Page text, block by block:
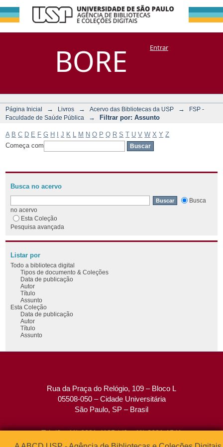
BORE
Filtrar por:
Assunto
DSpace/Manakin + CoriscoEntrar
Página Inicial → Livros → Acervo das Bibliotecas da USP →
FSP -
Faculdade de Saúde Pública
→ Filtrar por: Assunto
A B C D E F G H J K M N O P Q R S T U V W X Y Z
Começa com
Busca no acervo
Busca
no acervo
Esta Coleção
Pesquisa avançada
Listar por
Todo a biblioteca digital
Tipos de documento & Coleções
Data de publicação
Autor
Título
Assunto
Esta Coleção
Data de publicação
Autor
Título
Assunto
Rua da Praça do Relógio, 109 – Bloco L
05508-050 – Cidade Universitária
São Paulo, SP – Brasil
Tel: (0xx11) 3091-4195 / (0xx11) 3091-1541
Fax: (0xx11) 3091-1567